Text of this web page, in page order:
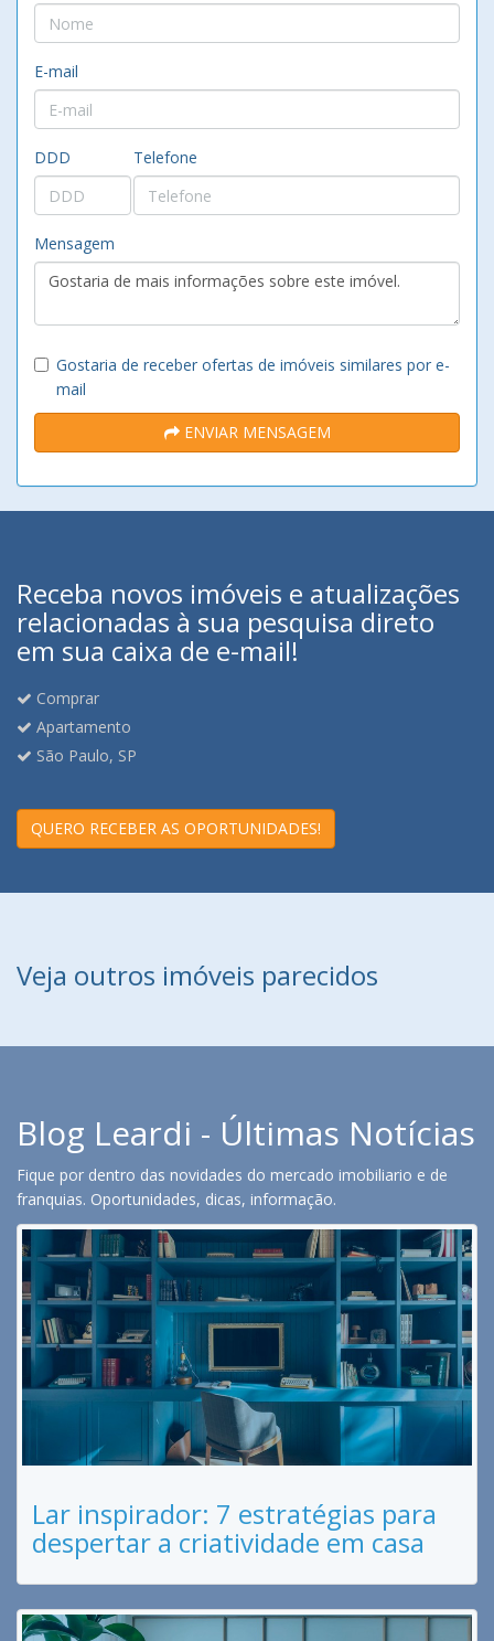
E-mail
DDD Telefone
Mensagem
Gostaria de receber ofertas de imóveis similares por e-
mail
ENVIAR MENSAGEM
Receba novos imóveis e atualizações
relacionadas à sua pesquisa direto
em sua caixa de e-mail!
Comprar
Apartamento
São Paulo, SP
QUERO RECEBER AS OPORTUNIDADES!
Veja outros imóveis parecidos
Blog Leardi - Últimas Notícias
Fique por dentro das novidades do mercado imobiliario e de
franquias. Oportunidades, dicas, informação.
Lar inspirador: 7 estratégias para
despertar a criatividade em casa